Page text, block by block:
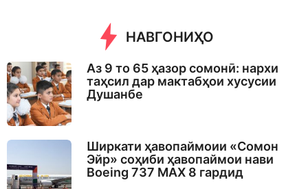
НАВГОНИҲО
Аз 9 то 65 ҳазор сомонӣ: нархи
таҳсил дар мактабҳои хусусии
Душанбе
Ширкати ҳавопаймоии «Сомон
Эйр» соҳиби ҳавопаймои нави
Boeing 737 MAX 8 гардид